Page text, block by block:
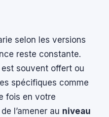
selon les versions
reste constante.
souvent offert ou
spécifiques comme
fois en votre
l’amener au niveau